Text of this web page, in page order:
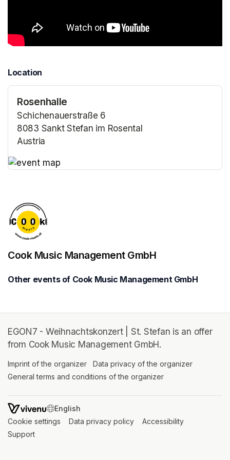
Location
Rosenhalle
Schichenauerstraße 6
8083 Sankt Stefan im Rosental
Austria
Cook Music Management GmbH
Other events of Cook Music Management GmbH
EGON7 - Weihnachtskonzert | St. Stefan is an offer
from Cook Music Management GmbH.
Imprint of the organizer (opens in a new tab)
Data privacy of the organizer
General terms and conditions of the organizer
SWITCH LANGUAGE
Cookie settings (opens in a new tab)
Data privacy policy (opens in a new tab)
Accessibility
Support